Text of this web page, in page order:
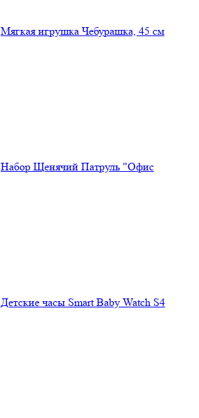
Мягкая игрушка Чебурашка, 45 см
Набор Щенячий Патруль "Офис
Детские часы Smart Baby Watch S4